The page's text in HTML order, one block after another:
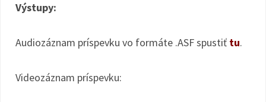
Výstupy:
Audiozáznam príspevku vo formáte .ASF spustiť tu.
Videozáznam príspevku: